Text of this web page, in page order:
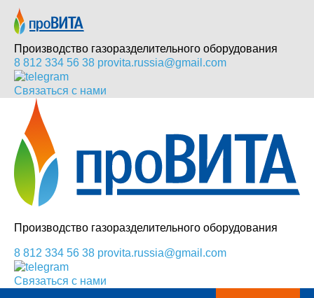
Производство газоразделительного оборудования
8 812 334 56 38 provita.russia@gmail.com
Связаться с нами
Производство газоразделительного оборудования
8 812 334 56 38 provita.russia@gmail.com
Связаться с нами